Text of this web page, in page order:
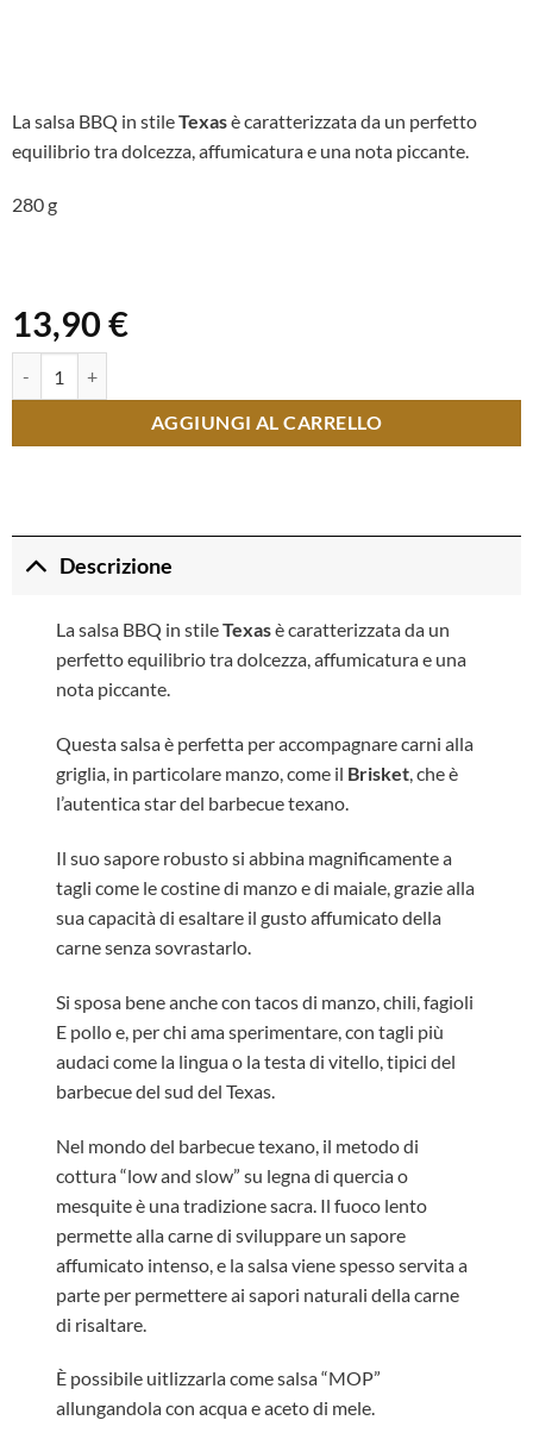
La salsa BBQ in stileTexasè caratterizzata da un perfetto
equilibrio tra dolcezza, affumicatura e una nota piccante.
280 g
13,90 €
AGGIUNGI AL CARRELLO
Descrizione
La salsa BBQ in stileTexasè caratterizzata da un
perfetto equilibrio tra dolcezza, affumicatura e una
nota piccante.
Questa salsa è perfetta per accompagnare carni alla
griglia, in particolare manzo, come il Brisket, che è
l’autentica star del barbecue texano.
Il suo sapore robusto si abbina magnificamente a
tagli come le costine di manzo e di maiale, grazie alla
sua capacità di esaltare il gusto affumicato della
carne senza sovrastarlo.
Si sposa bene anche con tacos di manzo, chili, fagioli
E pollo e, per chi ama sperimentare, con tagli più
audaci come la lingua o la testa di vitello, tipici del
barbecue del sud del Texas.
Nel mondo del barbecue texano, il metodo di
cottura “low and slow” su legna di quercia o
mesquite è una tradizione sacra. Il fuoco lento
permette alla carne di sviluppare un sapore
affumicato intenso, e la salsa viene spesso servita a
parte per permettere ai sapori naturali della carne
di risaltare.
È possibile uitlizzarla come salsa “MOP”
allungandola con acqua e aceto di mele.